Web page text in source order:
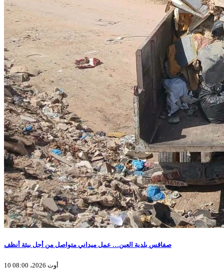
صفاقس بلدية العين… عمل ميداني متواصل من أجل بيئة أنظف
10 أوت 2026، 08:00